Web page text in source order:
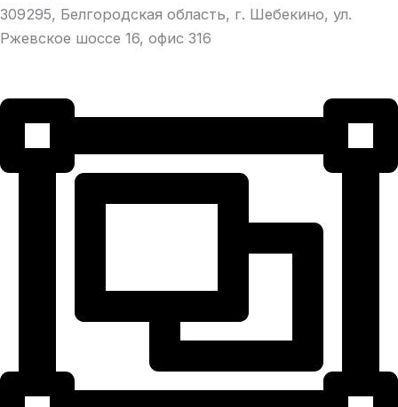
309295, Белгородская область, г. Шебекино, ул.
Ржевское шоссе 16, офис 316